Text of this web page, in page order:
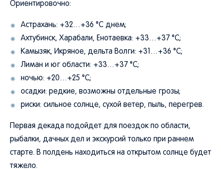
Ориентировочно:
Астрахань: +32…+36 °C днем;
Ахтубинск, Харабали, Енотаевка: +33…+37 °C;
Камызяк, Икряное, дельта Волги: +31…+36 °C;
Лиман и юг области: +33…+37 °C;
ночью: +20…+25 °C;
осадки: редкие, возможны отдельные грозы;
риски: сильное солнце, сухой ветер, пыль, перегрев.
Первая декада подойдет для поездок по области,
рыбалки, дачных дел и экскурсий только при раннем
старте. В полдень находиться на открытом солнце будет
тяжело.